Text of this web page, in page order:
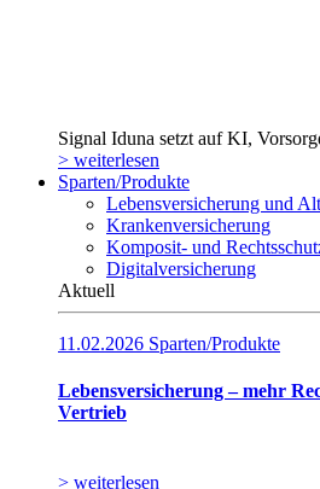
Signal Iduna setzt auf KI,
> weiterlesen
Sparten/Produkte
Lebensversicherung und
Krankenversicherung
Komposit- und
Digitalversicherung
Aktuell
11.02.2026 Sparten/Produkte
Lebensversicherung – mehr
Vertrieb
> weiterlesen